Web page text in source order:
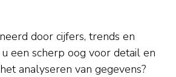
door cijfers, trends en
een scherp oog voor detail en
analyseren van gegevens?